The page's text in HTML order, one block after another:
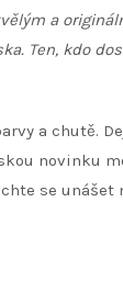
a
Ten, kdo
a chutě.
novinku
se